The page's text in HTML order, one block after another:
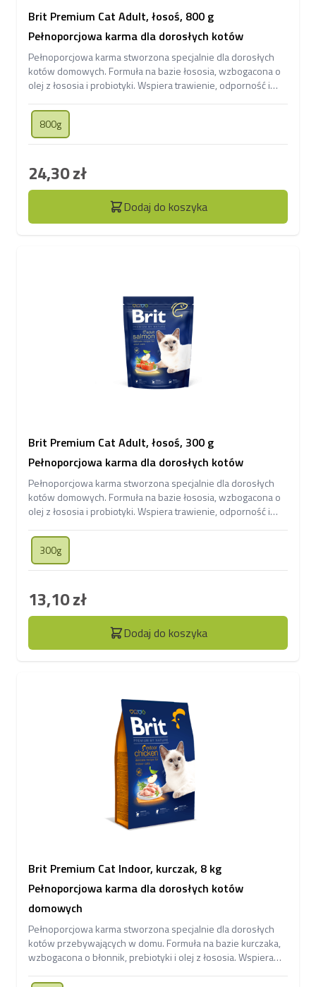
Brit Premium Cat Adult, łosoś, 800 g
Pełnoporcjowa karma dla dorosłych kotów
Pełnoporcjowa karma stworzona specjalnie dla dorosłych
kotów domowych. Formuła na bazie łososia, wzbogacona o
olej z łososia i probiotyki. Wspiera trawienie, odporność i
800g
24,30 zł
Dodaj do koszyka
Brit Premium Cat Adult, łosoś, 300 g
Pełnoporcjowa karma dla dorosłych kotów
Pełnoporcjowa karma stworzona specjalnie dla dorosłych
kotów domowych. Formuła na bazie łososia, wzbogacona o
olej z łososia i probiotyki. Wspiera trawienie, odporność i
300g
13,10 zł
Dodaj do koszyka
Brit Premium Cat Indoor, kurczak, 8 kg
Pełnoporcjowa karma dla dorosłych kotów
domowych
Pełnoporcjowa karma stworzona specjalnie dla dorosłych
kotów przebywających w domu. Formuła na bazie kurczaka,
wzbogacona o błonnik, prebiotyki i olej z łososia. Wspiera